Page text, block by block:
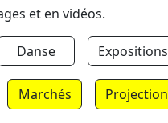
et en vidéos.
Danse Expositions
Marchés Projection